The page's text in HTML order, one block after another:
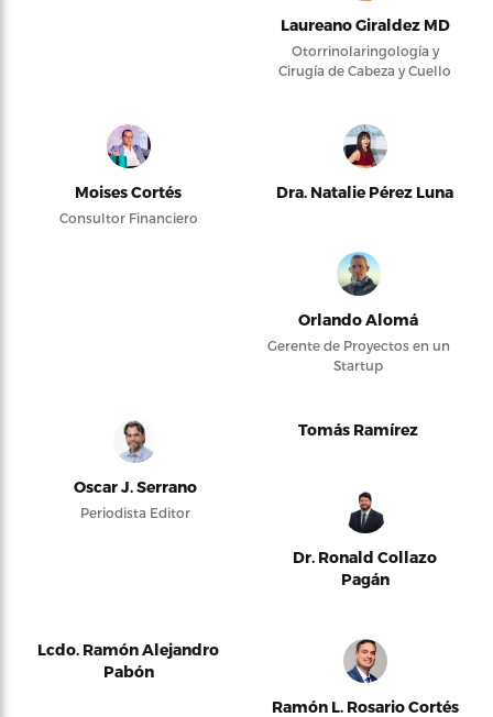
Laureano Giraldez MD
Otorrinolaringología y
Cirugía de Cabeza y Cuello
Moises Cortés
Consultor Financiero
Dra. Natalie Pérez Luna
Orlando Alomá
Gerente de Proyectos en un
Startup
Oscar J. Serrano
Periodista Editor
Tomás Ramírez
Dr. Ronald Collazo
Pagán
Lcdo. Ramón Alejandro
Pabón
Ramón L. Rosario Cortés